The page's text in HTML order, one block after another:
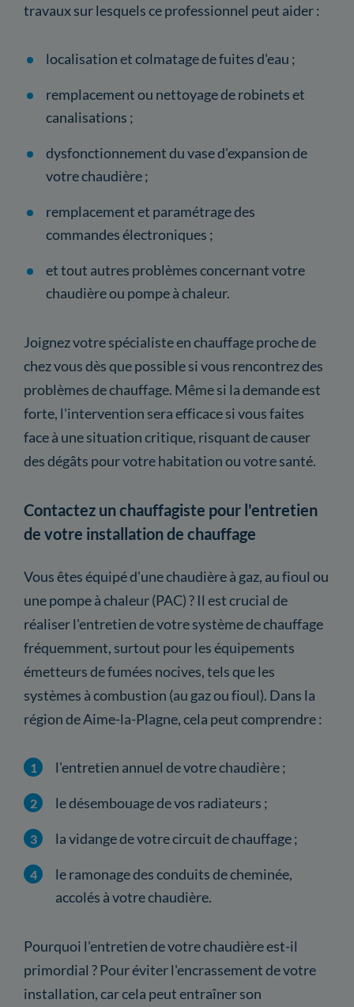
travaux sur lesquels ce professionnel peut aider :
localisation et colmatage de fuites d'eau ;
remplacement ou nettoyage de robinets et
canalisations ;
dysfonctionnement du vase d'expansion de
votre chaudière ;
remplacement et paramétrage des
commandes électroniques ;
et tout autres problèmes concernant votre
chaudière ou pompe à chaleur.
Joignez votre spécialiste en chauffage proche de
chez vous dès que possible si vous rencontrez des
problèmes de chauffage. Même si la demande est
forte, l'intervention sera efficace si vous faites
face à une situation critique, risquant de causer
des dégâts pour votre habitation ou votre santé.
Contactez un chauffagiste pour l'entretien
de votre installation de chauffage
Vous êtes équipé d'une chaudière à gaz, au fioul ou
une pompe à chaleur (PAC) ? Il est crucial de
réaliser l'entretien de votre système de chauffage
fréquemment, surtout pour les équipements
émetteurs de fumées nocives, tels que les
systèmes à combustion (au gaz ou fioul). Dans la
région de Aime-la-Plagne, cela peut comprendre :
l'entretien annuel de votre chaudière ;
le désembouage de vos radiateurs ;
la vidange de votre circuit de chauffage ;
le ramonage des conduits de cheminée,
accolés à votre chaudière.
Pourquoi l'entretien de votre chaudière est-il
primordial ? Pour éviter l'encrassement de votre
installation, car cela peut entraîner son